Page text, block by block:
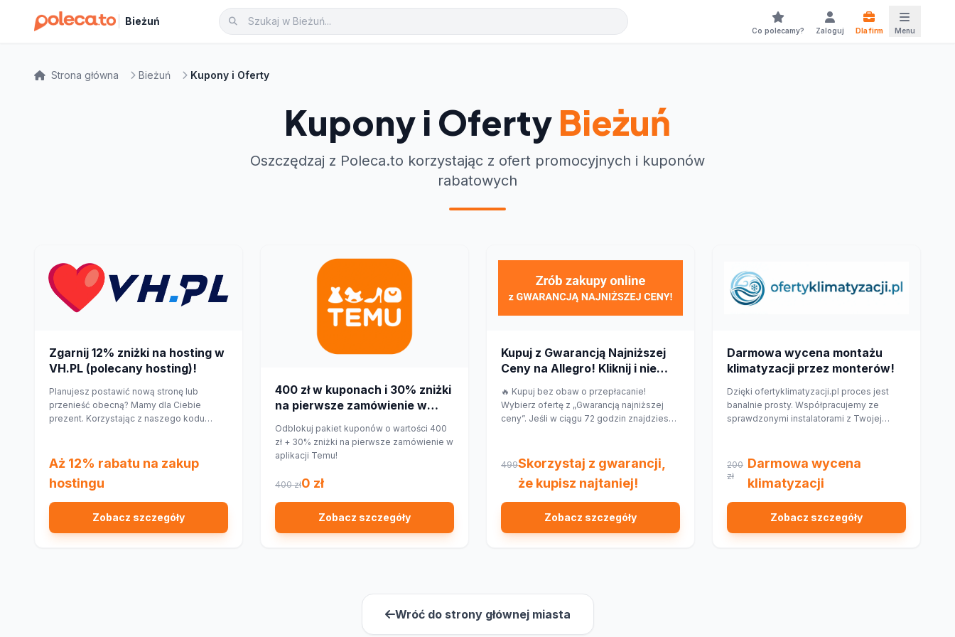
Bieżuń
Co polecamy? Zaloguj Dla firm Menu
Strona główna Bieżuń Kupony i Oferty
Kupony i OfertyBieżuń
Oszczędzaj z Poleca.to korzystając z ofert promocyjnych i kuponów
rabatowych
Zgarnij 12% zniżki na hosting w
VH.PL (polecany hosting)!
Planujesz postawić nową stronę lub
przenieść obecną? Mamy dla Ciebie
prezent. Korzystając z naszego kodu
Aż 12% rabatu na zakup
hostingu
Zobacz szczegóły
400 zł w kuponach i 30% zniżki
na pierwsze zamówienie w
Odblokuj pakiet kuponów o wartości 400
zł + 30% zniżki na pierwsze zamówienie w
aplikacji Temu!
400 zł0 zł
Zobacz szczegóły
Kupuj z Gwarancją Najniższej
Ceny na Allegro! Kliknij i nie
🔥 Kupuj bez obaw o przepłacanie!
Wybierz ofertę z „Gwarancją najniższej
ceny”. Jeśli w ciągu 72 godzin znajdziesz
formie kuponu. Sprawdź!
499Skorzystaj z gwarancji,
że kupisz najtaniej!
Zobacz szczegóły
Darmowa wycena montażu
klimatyzacji przez monterów!
Dzięki ofertyklimatyzacji.pl proces jest
banalnie prosty. Współpracujemy ze
sprawdzonymi instalatorami z Twojej
domu lub mieszkania.
200
zł
Darmowa wycena
klimatyzacji
Zobacz szczegóły
Wróć do strony głównej miasta